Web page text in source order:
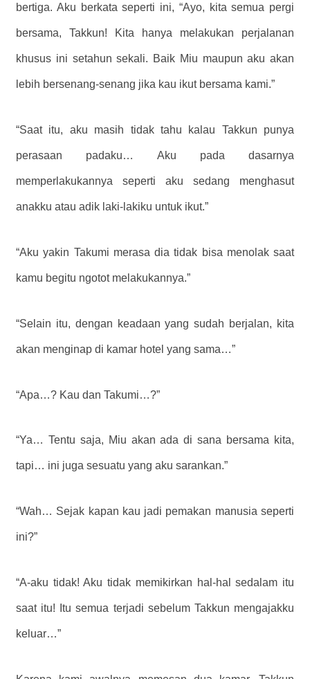
bertiga. Aku berkata seperti ini, “Ayo, kita semua pergi
bersama, Takkun! Kita hanya melakukan perjalanan
khusus ini setahun sekali. Baik Miu maupun aku akan
lebih bersenang-senang jika kau ikut bersama kami.”
“Saat itu, aku masih tidak tahu kalau Takkun punya
perasaan padaku… Aku pada dasarnya
memperlakukannya seperti aku sedang menghasut
anakku atau adik laki-lakiku untuk ikut.”
“Aku yakin Takumi merasa dia tidak bisa menolak saat
kamu begitu ngotot melakukannya.”
“Selain itu, dengan keadaan yang sudah berjalan, kita
akan menginap di kamar hotel yang sama…”
“Apa…? Kau dan Takumi…?”
“Ya… Tentu saja, Miu akan ada di sana bersama kita,
tapi… ini juga sesuatu yang aku sarankan.”
“Wah… Sejak kapan kau jadi pemakan manusia seperti
ini?”
“A-aku tidak! Aku tidak memikirkan hal-hal sedalam itu
saat itu! Itu semua terjadi sebelum Takkun mengajakku
keluar…”